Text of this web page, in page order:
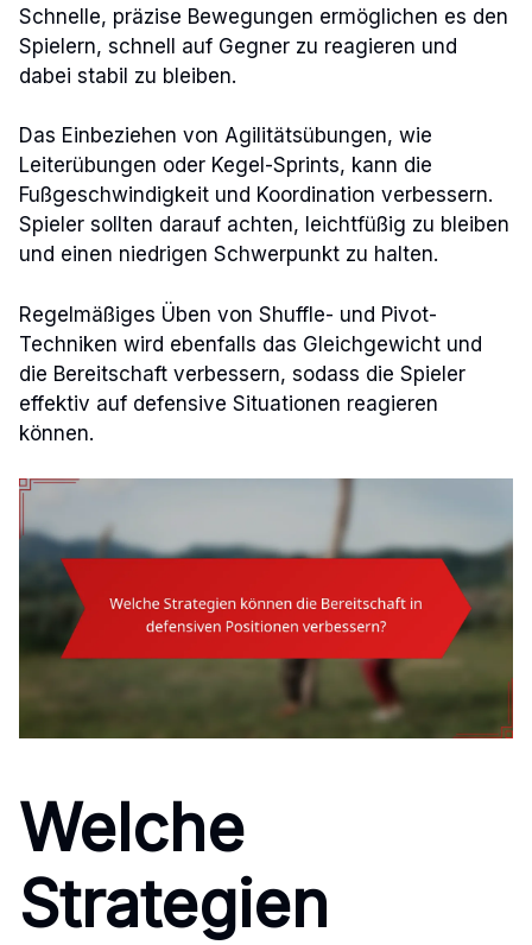
Schnelle, präzise Bewegungen ermöglichen es den
Spielern, schnell auf Gegner zu reagieren und
dabei stabil zu bleiben.
Das Einbeziehen von Agilitätsübungen, wie
Leiterübungen oder Kegel-Sprints, kann die
Fußgeschwindigkeit und Koordination verbessern.
Spieler sollten darauf achten, leichtfüßig zu bleiben
und einen niedrigen Schwerpunkt zu halten.
Regelmäßiges Üben von Shuffle- und Pivot-
Techniken wird ebenfalls das Gleichgewicht und
die Bereitschaft verbessern, sodass die Spieler
effektiv auf defensive Situationen reagieren
können.
Welche
Strategien